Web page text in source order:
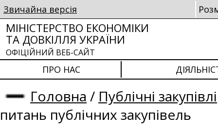
Звичайна версія
МІНІСТЕРСТВО ЕКОНОМІКИ
ТА ДОВКІЛЛЯ УКРАЇНИ
ОФІЦІЙНИЙ ВЕБ-САЙТ
ПРО НАС
Головна / Публічні закупівлі
питань публічних закупівель